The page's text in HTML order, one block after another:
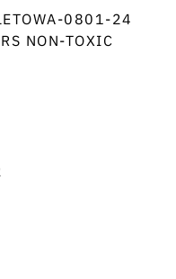
0801-24
NON-TOXIC